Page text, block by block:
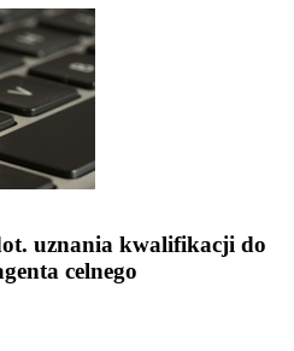
uznania kwalifikacji do
celnego